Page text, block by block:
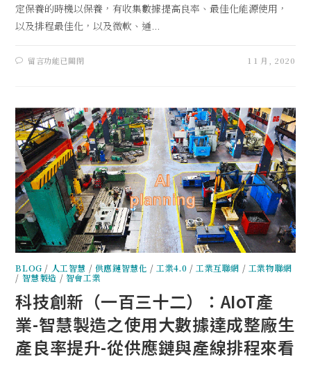
定保養的時機以保養，有收集數據提高良率、最佳化能源使用，
以及排程最佳化，以及微軟、通...
留言功能已關閉 1 1 月, 2020
BLOG / 人工智慧 / 供應鏈智慧化 / 工業4.0 / 工業互聯網 / 工業物聯網
/ 智慧製造 / 智會工業
科技創新（一百三十二）：AIoT產
業-智慧製造之使用大數據達成整廠生
產良率提升-從供應鏈與產線排程來看